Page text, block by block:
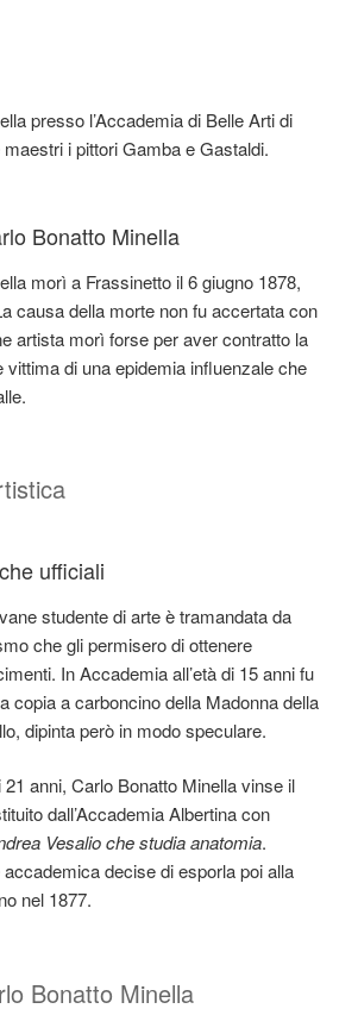
presso l’Accademia di Belle Arti di
i pittori Gamba e Gastaldi.
Bonatto Minella
morì a Frassinetto il 6 giugno 1878,
causa della morte non fu accertata con
artista morì forse per aver contratto la
vittima di una epidemia influenzale che
ufficiali
studente di arte è tramandata da
che gli permisero di ottenere
In Accademia all’età di 15 anni fu
copia a carboncino della Madonna della
dipinta però in modo speculare.
21 anni, Carlo Bonatto Minella vinse il
dall’Accademia Albertina con
Vesalio che studia anatomia.
accademica decise di esporla poi alla
nel 1877.
Bonatto Minella